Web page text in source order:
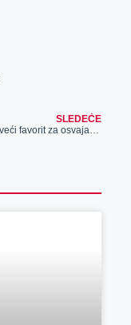
SLEDEĆE